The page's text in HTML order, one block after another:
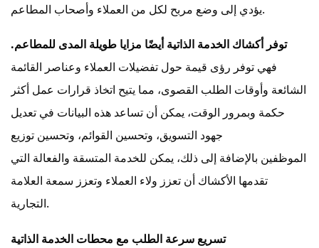
يؤدي إلى وضع مربح لكل من العملاء وأصحاب المطاعم.
توفر أكشاك الخدمة الذاتية أيضًا مزايا طويلة المدى للمطاعم.
فهي توفر رؤى قيمة حول تفضيلات العملاء وعناصر القائمة
الشائعة وأوقات الطلب القصوى، مما يتيح اتخاذ قرارات عمل أكثر
حكمة وبمرور الوقت، يمكن أن تساعد هذه البيانات في تعديل
جهود التسويق، وتحسين القوائم، وتحسين توزيع
الموظفين بالإضافة إلى ذلك، يمكن للخدمة المتسقة والفعالة التي
تقدمها الأكشاك أن تعزز ولاء العملاء وتعزز سمعة العلامة
التجارية.
تسريع سرعة الطلب مع محطات الخدمة الذاتية